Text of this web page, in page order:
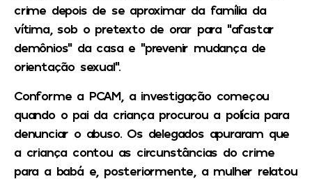
crime depois de se aproximar da família da
vítima, sob o pretexto de orar para “afastar
demônios” da casa e “prevenir mudança de
orientação sexual”.
Conforme a PCAM, a investigação começou
quando o pai da criança procurou a polícia para
denunciar o abuso. Os delegados apuraram que
a criança contou as circunstâncias do crime
para a babá e, posteriormente, a mulher relatou